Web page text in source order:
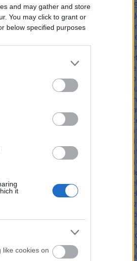
and may gather and store
You may click to grant or
below specified purposes
it
like cookies on
Elektromos töltő Joskar-Ola
Elektronikai hulladékgyűjtés
Szombathely! Egyesület
ÉNYKK Zrt
Érdekegyeztető Tanács
Fák
Ola lakótelepen
Fák
lakótelepen
Falco Zrt
Zoltán Boci Emléked örök
Szombathely
Klára Ügyvezető
Fejlesztési
Ola Szombathely
Ola Szombathely
Fekete Szabolcs
szentelése 2022
Joskar-Ola lakótelepen
Fogadóóra
Hajléktalanokat Ellátó
Földrengés
Forgalomra alkalmatlan